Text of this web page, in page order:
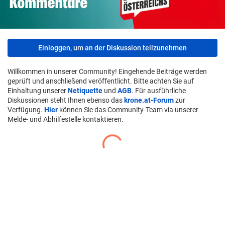
Einloggen, um an der Diskussion teilzunehmen
Willkommen in unserer Community! Eingehende Beiträge werden
geprüft und anschließend veröffentlicht. Bitte achten Sie auf
Einhaltung unsererNetiquette und AGB. Für ausführliche
Diskussionen steht Ihnen ebenso das krone.at-Forumzur
Verfügung. Hier können Sie das Community-Team via unserer
Melde- und Abhilfestelle kontaktieren.